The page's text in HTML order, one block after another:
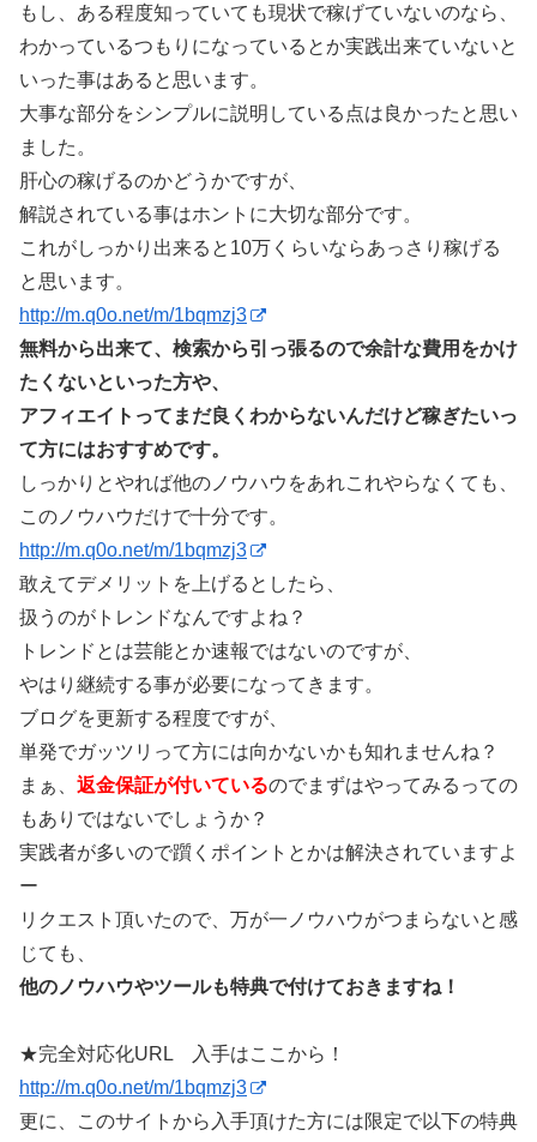
もし、ある程度知っていても現状で稼げていないのなら、
わかっているつもりになっているとか実践出来ていないと
いった事はあると思います。
大事な部分をシンプルに説明している点は良かったと思い
ました。
肝心の稼げるのかどうかですが、
解説されている事はホントに大切な部分です。
これがしっかり出来ると10万くらいならあっさり稼げる
と思います。
http://m.q0o.net/m/1bqmzj3
無料から出来て、検索から引っ張るので余計な費用をかけ
たくないといった方や、
アフィエイトってまだ良くわからないんだけど稼ぎたいっ
て方にはおすすめです。
しっかりとやれば他のノウハウをあれこれやらなくても、
このノウハウだけで十分です。
http://m.q0o.net/m/1bqmzj3
敢えてデメリットを上げるとしたら、
扱うのがトレンドなんですよね？
トレンドとは芸能とか速報ではないのですが、
やはり継続する事が必要になってきます。
ブログを更新する程度ですが、
単発でガッツリって方には向かないかも知れませんね？
まぁ、 返金保証が付いているのでまずはやってみるっての
もありではないでしょうか？
実践者が多いので躓くポイントとかは解決されていますよ
ー
リクエスト頂いたので、万が一ノウハウがつまらないと感
じても、
他のノウハウやツールも特典で付けておきますね！
★完全対応化URL 入手はここから！
http://m.q0o.net/m/1bqmzj3
更に、このサイトから入手頂けた方には限定で以下の特典